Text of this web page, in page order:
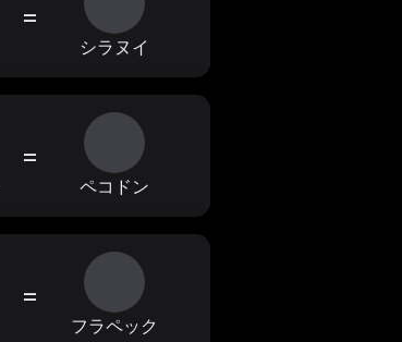
=
シラヌイ
=
ペコドン
=
フラペック